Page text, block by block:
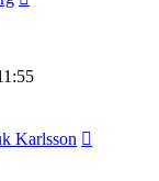
Karlsson